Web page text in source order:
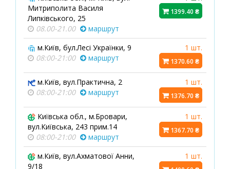
Митриполита Василя
Липківського, 25
08.00-21.00
маршрут
1399.40 ₴
м.Київ, бул.Лесі Українки, 9
08:00-21:00
маршрут
1 шт.
1370.60 ₴
м.Київ, вул.Практична, 2
08:00-21:00
маршрут
1 шт.
1376.70 ₴
Київська обл., м.Бровари,
вул.Київська, 243 прим.14
08:00-21:00
маршрут
1 шт.
1367.70 ₴
м.Київ, вул.Ахматової Анни,
9/18
1 шт.